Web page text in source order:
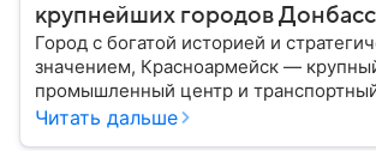
крупнейших городов
Город с богатой историей и
значением, Красноармейск —
промышленный центр и
Донбасса. В материале рассказываем
Читать дальше